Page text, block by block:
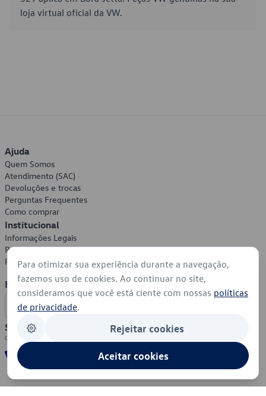
loja virtual oficial da VW.
Ajuda
Quem Somos
Atendimento (SAC)
Devoluções e trocas
Perguntas Frequentes
Como comprar
Institucional
Informações Legais
Política de Privacidade
Política de Cookies
Formas de Pagamento
Segurança
Para otimizar sua experiência durante a navegação,
fazemos uso de cookies. Ao continuar no site,
consideramos que você está ciente com nossas políticas
de privacidade.
Rejeitar cookies
Aceitar cookies